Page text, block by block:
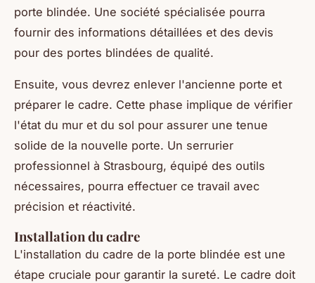
porte blindée. Une société spécialisée pourra
fournir des informations détaillées et des devis
pour des portes blindées de qualité.
Ensuite, vous devrez enlever l'ancienne porte et
préparer le cadre. Cette phase implique de vérifier
l'état du mur et du sol pour assurer une tenue
solide de la nouvelle porte. Un serrurier
professionnel à Strasbourg, équipé des outils
nécessaires, pourra effectuer ce travail avec
précision et réactivité.
Installation du cadre
L'installation du cadre de la porte blindée est une
étape cruciale pour garantir la sureté. Le cadre doit